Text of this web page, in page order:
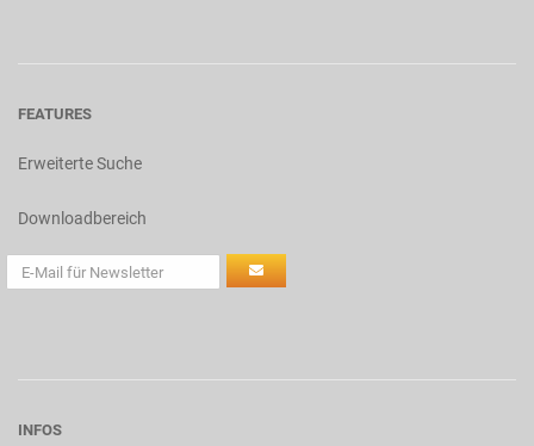
FEATURES
Erweiterte Suche
Downloadbereich
INFOS